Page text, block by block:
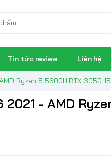
Tin tức review Liên hệ
Ryzen 5 5600H RTX 3050
- AMD